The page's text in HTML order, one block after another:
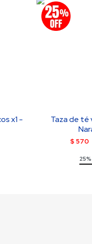
x1 -
Taza de té
$ 570